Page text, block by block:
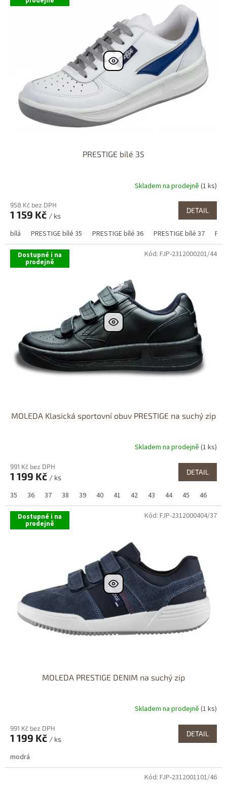
p
PRESTIGE bílé 35
Skladem na prodejně (1 ks)
958 Kč bez DPH
1 159 Kč / ks
DETAIL
bílá PRESTIGE bílé 35 PRESTIGE bílé 36 PRESTIGE bílé 37
Dostupné i na
prodejně
MOLEDA Klasická sportovní obuv PRESTIGE na suchý zip
Skladem na prodejně (1 ks)
991 Kč bez DPH
1 199 Kč / ks
DETAIL
35 36 37 38 39 40 41 42 43 44 45 46
Kód: FJP-2312000201/44
Dostupné i na
prodejně
MOLEDA PRESTIGE DENIM na suchý zip
Skladem na prodejně (1 ks)
991 Kč bez DPH
1 199 Kč / ks
DETAIL
modrá
Kód: FJP-2312000404/37
Kód: FJP-2312001101/46